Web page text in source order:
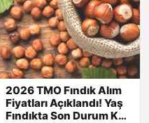
2026 TMO Fındık Alım
Fiyatları Açıklandı! Yaş
Fındıkta Son Durum Kaç